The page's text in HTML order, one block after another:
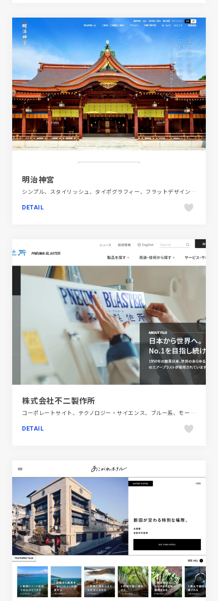
明治神宮
シンプル、スタイリッシュ、タイポグラフィー、フラットデザイン、ブラック系 、ホワイト系、地域・団体・活動、大きめ写真、施設・店舗サイト、日本テイスト
DETAIL
株式会社不二製作所
コーポレートサイト、テクノロジー・サイエンス、ブルー系、モーション多め、大きめ写真
DETAIL